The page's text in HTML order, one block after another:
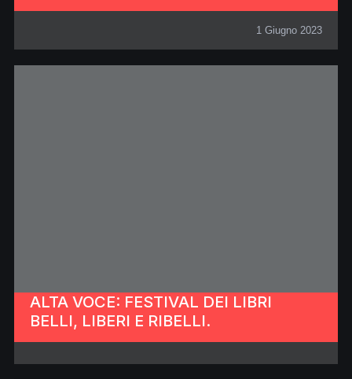
1 Giugno 2023
ALTA VOCE: FESTIVAL DEI LIBRI
BELLI, LIBERI E RIBELLI.